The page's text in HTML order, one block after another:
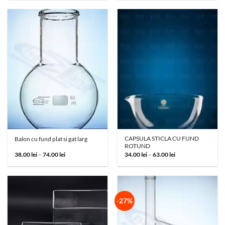
până
la
350.00 lei
până
Balon cu fund plat si gat larg
38.00lei – 74.00leiInterval
prețuri:
până
74.00 lei
CAPSULA STICLA CU FUND
ROTUND
34.00lei – 63.00leiInterval
prețuri:
până
-27%